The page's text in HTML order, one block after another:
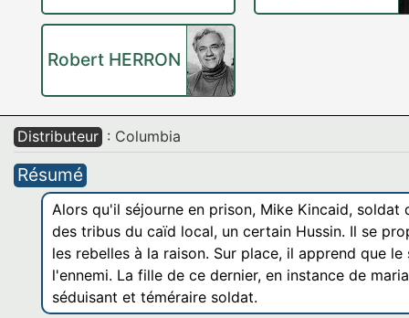
Robert HERRON
Distributeur : Columbia
Résumé
Alors qu'il séjourne en prison, Mike Kincaid,
des tribus du caïd local, un certain Hussin. Il se
les rebelles à la raison. Sur place, il apprend que
l'ennemi. La fille de ce dernier, en instance de
séduisant et téméraire soldat.